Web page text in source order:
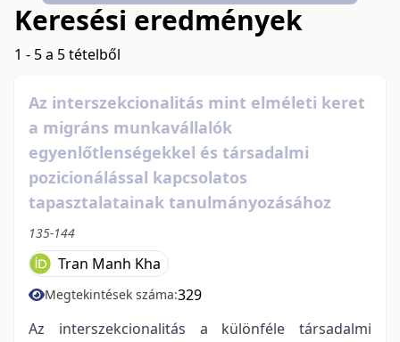
Keresési eredmények
1 - 5 a 5 tételből
Az interszekcionalitás mint elméleti keret
a migráns munkavállalók
egyenlőtlenségekkel és társadalmi
pozicionálással kapcsolatos
tapasztalatainak tanulmányozásához
135-144
Tran Manh Kha
Megtekintések száma:329
Az interszekcionalitás a különféle társadalmi